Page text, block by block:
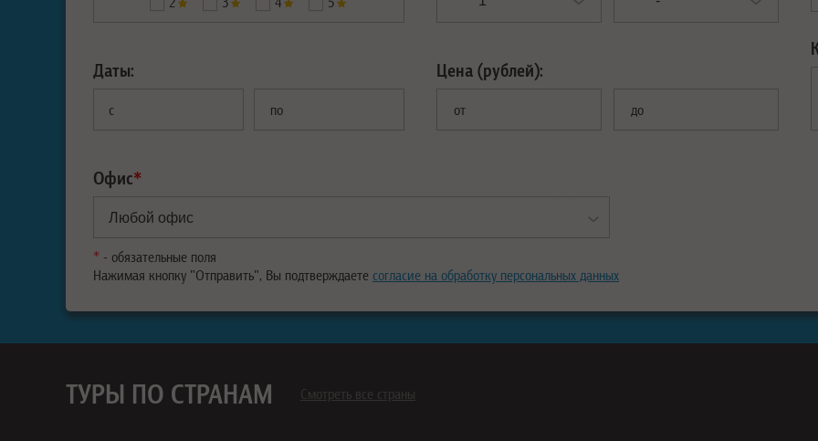
Даты:
с по
Цена (рублей):
от до
Офис*
* - обязательные поля
Нажимая кнопку "Отправить", Вы подтверждаете согласие на обработку персональных данных
ТУРЫ ПО СТРАНАМ Смотреть все страны